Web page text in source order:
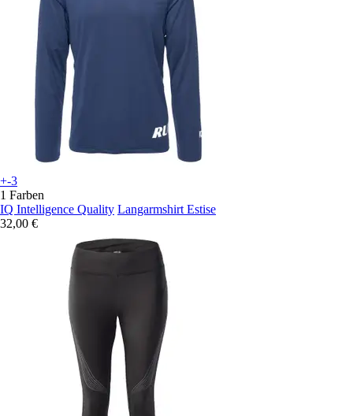
+-3
1 Farben
IQ Intelligence Quality Langarmshirt Estise
32,00 €